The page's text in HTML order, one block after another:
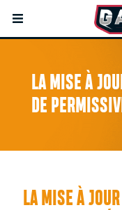
LA MISE À
DE
LA MISE À